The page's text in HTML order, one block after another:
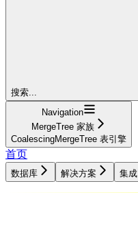
搜索...
Navigation
MergeTree 家族
CoalescingMergeTree 表引擎
首页
数据库 解决方案 集成